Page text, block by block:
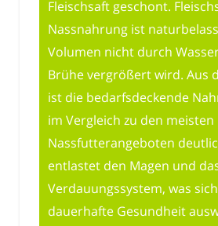
Fleischsaft geschont.
Nassnahrung ist
Volumen nicht durch
Brühe vergrößert wird. Aus
ist die bedarfsdeckende
im Vergleich zu den meisten
Nassfutterangeboten
entlastet den Magen und
Verdauungssystem, was
dauerhafte Gesundheit